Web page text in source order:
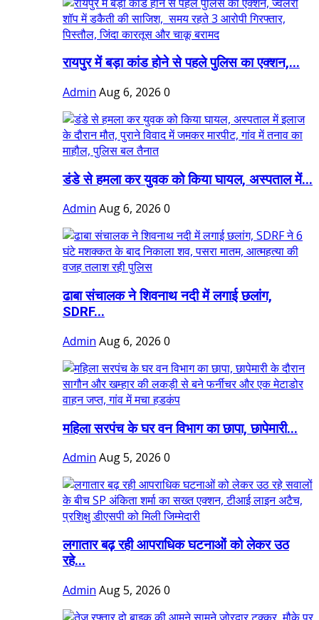
रायपुर में बड़ा कांड होने से पहले पुलिस का एक्शन,...
Admin Aug 6, 2026 0
डंडे से हमला कर युवक को किया घायल, अस्पताल में...
Admin Aug 6, 2026 0
ढाबा संचालक ने शिवनाथ नदी में लगाई छलांग,
SDRF...
Admin Aug 6, 2026 0
महिला सरपंच के घर वन विभाग का छापा, छापेमारी...
Admin Aug 5, 2026 0
लगातार बढ़ रही आपराधिक घटनाओं को लेकर उठ
रहे...
Admin Aug 5, 2026 0